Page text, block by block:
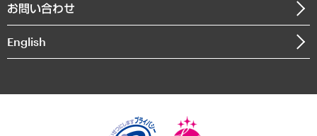
インドネシア現地法人
個人情報保護方針
お問い合わせ
English